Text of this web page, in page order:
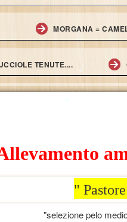
MORGANA =
TENUTE....
"
medio e pelo
*
*